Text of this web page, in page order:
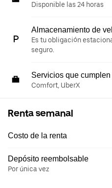
Disponible las 24 horas
Almacenamiento de
Es tu obligación
seguro.
Servicios que
Comfort, UberX
Renta semanal
Costo de la renta
Depósito reembolsable
Por única vez